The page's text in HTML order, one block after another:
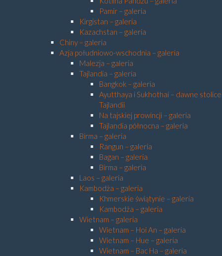
Pamir – galeria
Kirgistan – galeria
Kazachstan – galeria
Chiny – galeria
Azja południowo-wschodnia – galeria
Malezja – galeria
Tajlandia – galeria
Bangkok – galeria
Ayutthaya i Sukhothai – dawne stolice
Tajlandii
Na tajskiej prowincji – galeria
Tajlandia północna – galeria
Birma – galeria
Rangun – galeria
Bagan – galeria
Birma – galeria
Laos – galeria
Kambodża – galeria
Khmerskie świątynie – galeria
Kambodża – galeria
Wietnam – galeria
Wietnam – Hoi An – galeria
Wietnam – Hue – galeria
Wietnam – Bac Ha – galeria